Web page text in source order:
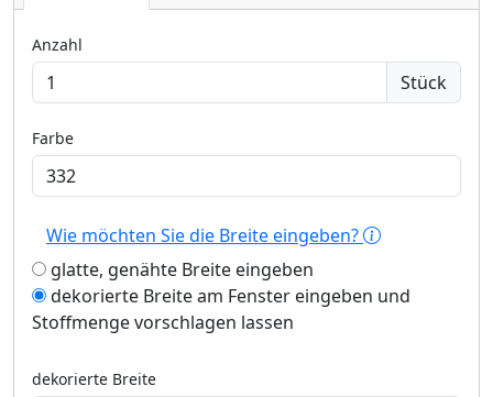
Anzahl
Stück
Farbe
Wie möchten Sie die Breite eingeben?
glatte, genähte Breite eingeben
dekorierte Breite am Fenster eingeben und
Stoffmenge vorschlagen lassen
dekorierte Breite